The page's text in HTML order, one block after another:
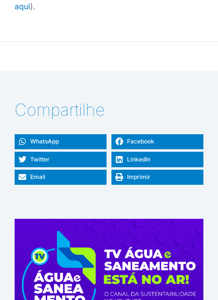
aqui).
Compartilhe
WhatsApp Facebook
Twitter LinkedIn
Email Imprimir